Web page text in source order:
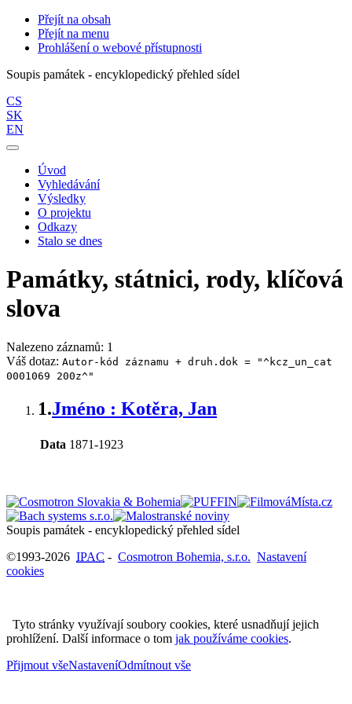
Přejít na obsah
Přejít na menu
Prohlášení o webové přístupnosti
Soupis památek - encyklopedický přehled sídel
CS
SK
EN
Úvod
Vyhledávání
Výsledky
O projektu
Odkazy
Stalo se dnes
Památky, státnici, rody, klíčová
slova
Nalezeno záznamů: 1
Váš dotaz: Autor-kód záznamu + druh.dok = "^kcz_un_cat
0001069 200z^"
1.Jméno : Kotěra, Jan
Data 1871-1923
Soupis památek - encyklopedický přehled sídel
©1993-2026 IPAC - Cosmotron Bohemia, s.r.o. Nastavení
cookies
Tyto stránky využívají soubory cookies, které usnadňují jejich
prohlížení. Další informace o tom jak používáme cookies.
Přijmout všeNastaveníOdmítnout vše